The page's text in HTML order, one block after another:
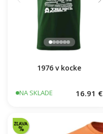
1976 v kocke
NA SKLADE 16.91 €